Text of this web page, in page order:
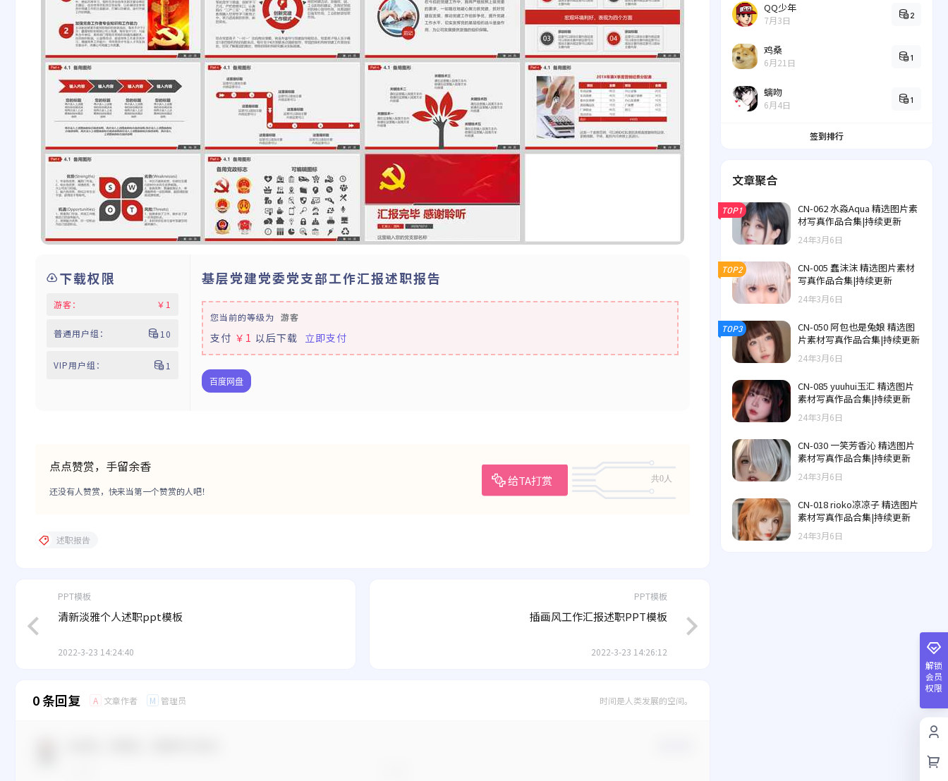
下载权限
游客： ￥ 1
普通用户组： 10
VIP用户组： 1
基层党建党委党支部工作汇报述职报告
您当前的等级为 游客
支付 ￥1 以后下载 立即支付
百度网盘
点点赞赏，手留余香
给TA打赏 共0人
还没有人赞赏，快来当第一个赞赏的人吧！
述职报告
PPT模板
清新淡雅个人述职ppt模板
2022-3-23 14:24:40
PPT模板
插画风工作汇报述职PPT模板
2022-3-23 14:26:12
0 条回复 A 文章作者 M 管理员 时间是人类发展的空间。
QQ少年
7月3日 2
鸡桑
6月21日 1
螭吻
6月4日 1
签到排行
文章聚合
TOP1
CN-062 水淼Aqua 精选图片素
材写真作品合集|持续更新
24年3月6日
TOP2
CN-005 蠢沫沫 精选图片素材
写真作品合集|持续更新
24年3月6日
TOP3
CN-050 阿包也是兔娘 精选图
片素材写真作品合集|持续更新
24年3月6日
CN-085 yuuhui玉汇 精选图片
素材写真作品合集|持续更新
24年3月6日
CN-030 一笑芳香沁 精选图片
素材写真作品合集|持续更新
24年3月6日
CN-018 rioko凉凉子 精选图片
素材写真作品合集|持续更新
24年3月6日
解锁
会员
权限